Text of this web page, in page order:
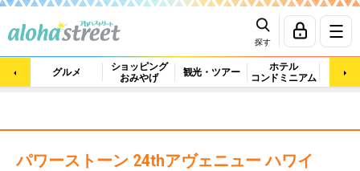
探す
グルメ
ショッピング
おみやげ
観光・ツアー
ホテル
コンドミニアム
マッ
パワーストーン 24thアヴェニュー ハワイ